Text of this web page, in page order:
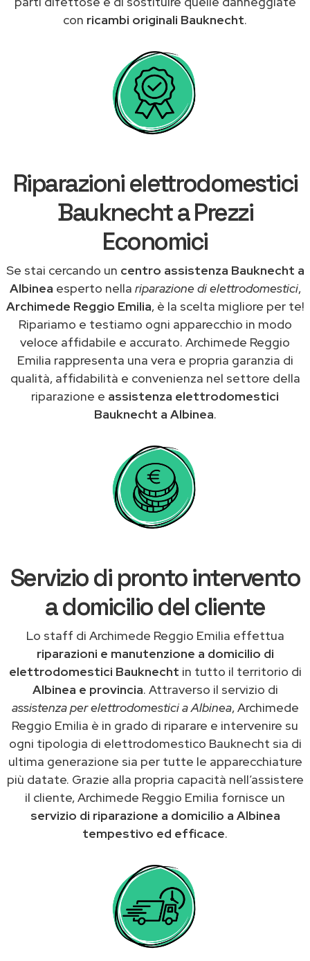
con ricambi originali Bauknecht.
Riparazioni elettrodomestici
Bauknecht a Prezzi
Economici
Se stai cercando un centro assistenza Bauknecht a
Albinea esperto nella riparazione di elettrodomestici,
Archimede Reggio Emilia, è la scelta migliore per te!
Ripariamo e testiamo ogni apparecchio in modo
veloce affidabile e accurato. Archimede Reggio
Emilia rappresenta una vera e propria garanzia di
qualità, affidabilità e convenienza nel settore della
riparazione e assistenza elettrodomestici
Bauknecht a Albinea.
Servizio di pronto intervento
a domicilio del cliente
Lo staff di Archimede Reggio Emilia effettua
riparazioni e manutenzione a domicilio di
elettrodomestici Bauknecht in tutto il territorio di
Albinea e provincia. Attraverso il servizio di
assistenza per elettrodomestici a Albinea, Archimede
Reggio Emilia è in grado di riparare e intervenire su
ogni tipologia di elettrodomestico Bauknecht sia di
ultima generazione sia per tutte le apparecchiature
più datate. Grazie alla propria capacità nell’assistere
il cliente, Archimede Reggio Emilia fornisce un
servizio di riparazione a domicilio a Albinea
tempestivo ed efficace.